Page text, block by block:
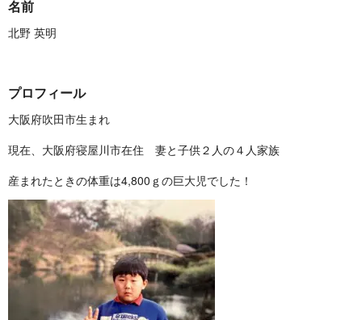
名前
北 野 英 明
プロフィール
大阪府吹田 市 生 ま れ
現在、大阪府寝屋川市在住 妻と子供２人の ４ 人 家 族
産まれたときの体重は4,800ｇの巨大児 で し た ！